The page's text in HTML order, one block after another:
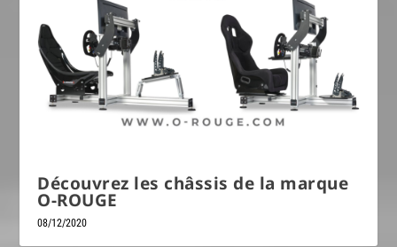
Découvrez les châssis de la marque
O-ROUGE
08/12/2020